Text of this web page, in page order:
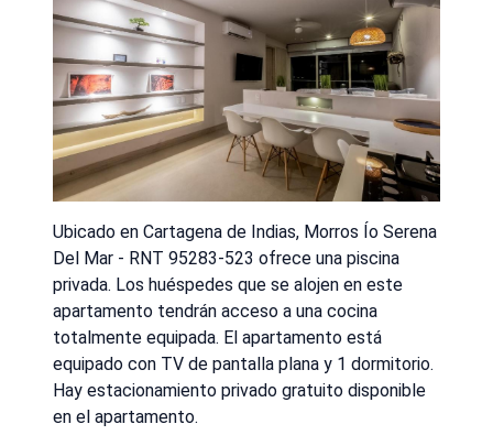
Ubicado en Cartagena de Indias, Morros Ío Serena
Del Mar - RNT 95283-523 ofrece una piscina
privada. Los huéspedes que se alojen en este
apartamento tendrán acceso a una cocina
totalmente equipada. El apartamento está
equipado con TV de pantalla plana y 1 dormitorio.
Hay estacionamiento privado gratuito disponible
en el apartamento.